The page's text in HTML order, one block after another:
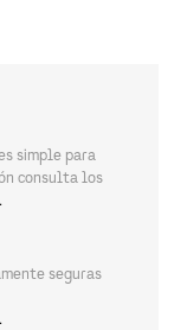
simple para
consulta los
seguras